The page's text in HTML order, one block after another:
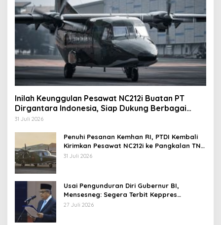
Inilah Keunggulan Pesawat NC212i Buatan PT
Dirgantara Indonesia, Siap Dukung Berbagai
Operasi TNI
31 Juli 2026
Penuhi Pesanan Kemhan RI, PTDI Kembali
Kirimkan Pesawat NC212i ke Pangkalan TNI
AU
31 Juli 2026
Usai Pengunduran Diri Gubernur BI,
Mensesneg: Segera Terbit Keppres
Pemberhentian dengan Hormat
27 Juli 2026